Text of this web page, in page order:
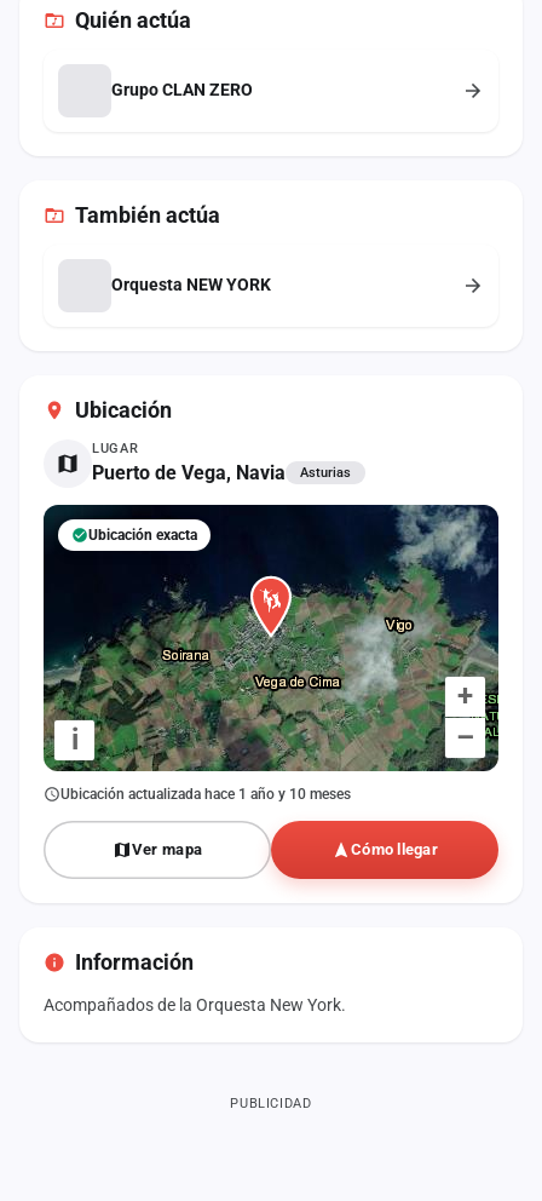
Ubicación
LUGAR
Puerto de Vega, Navia Asturias
+
–
i
Ubicación exacta
Ubicación actualizada hace 1 año y 10 meses
Ver mapa Cómo llegar
Información
Acompañados de la Orquesta New York.
Quién actúa
Grupo CLAN ZERO
Tambiénactúa
Orquesta NEW YORK
PUBLICIDAD